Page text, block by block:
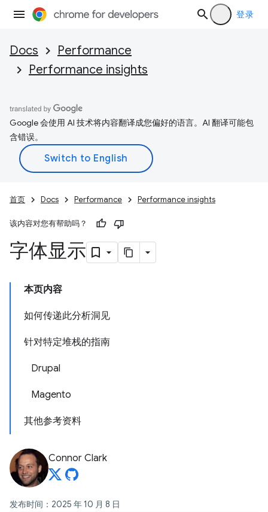
登录
Docs
Performance
Performance insights
Google 会使用 AI 技术将内容翻译成您偏好的语言。AI 翻译可能包
含错误。
首页 Docs Performance Performance insights
该内容对您有帮助吗？
字体显示
本页内容
如何传递此分析洞见
针对特定堆栈的指南
Drupal
Magento
其他参考资料
Connor Clark
发布时间：2025 年 10 月 8 日